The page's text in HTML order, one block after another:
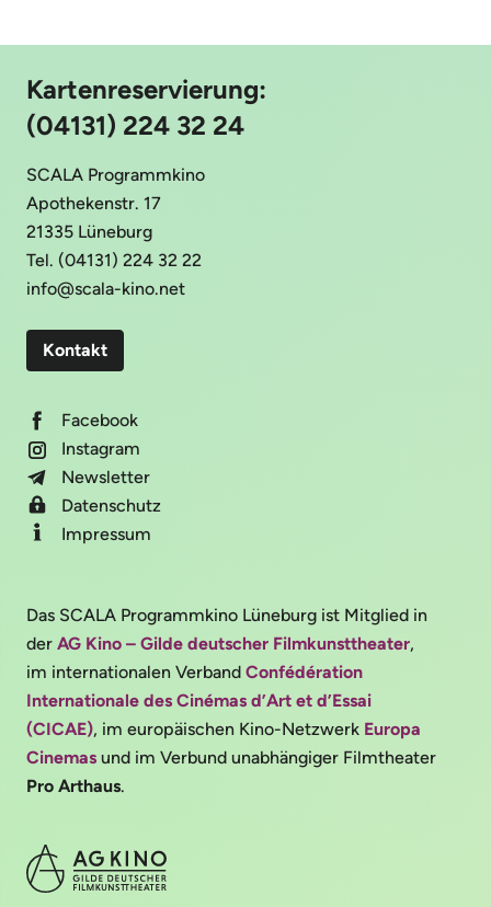
Kartenreservierung:
(04131) 224 32 24
SCALA Programmkino
Apothekenstr. 17
21335 Lüneburg
Tel. (04131) 224 32 22
info@scala-kino.net
Kontakt
Facebook
Instagram
Newsletter
Datenschutz
Impressum
Das SCALA Programmkino Lüneburg ist Mitglied in
der AG Kino – Gilde deutscher Filmkunsttheater,
im internationalen Verband Confédération
Internationale des Cinémas d’Art et d’Essai
(CICAE), im europäischen Kino-Netzwerk Europa
Cinemas und im Verbund unabhängiger Filmtheater
Pro Arthaus.